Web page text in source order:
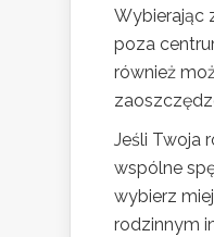
Wybierając
poza
również
Jeśli Twoja
wspólne
wybierz
rodzinnym